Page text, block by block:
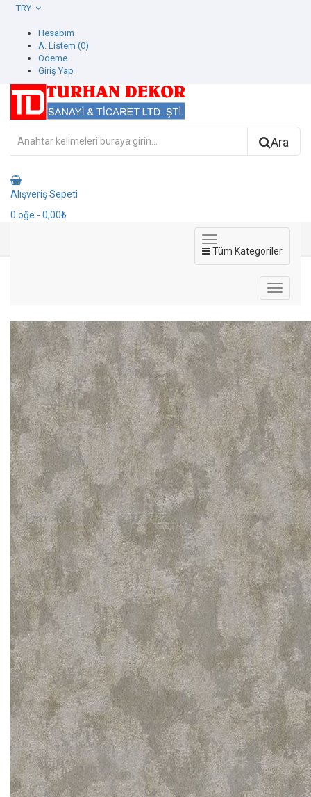
Hesabım
A. Listem (0)
Ödeme
Giriş Yap
Ara
Alışveriş Sepeti
0 öğe - 0,00₺
Tüm Kategoriler